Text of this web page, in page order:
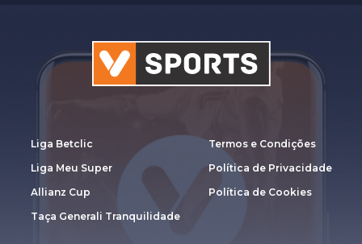
Liga Betclic
Liga Meu Super
Allianz Cup
Taça Generali Tranquilidade
Termos e Condições
Política de Privacidade
Política de Cookies